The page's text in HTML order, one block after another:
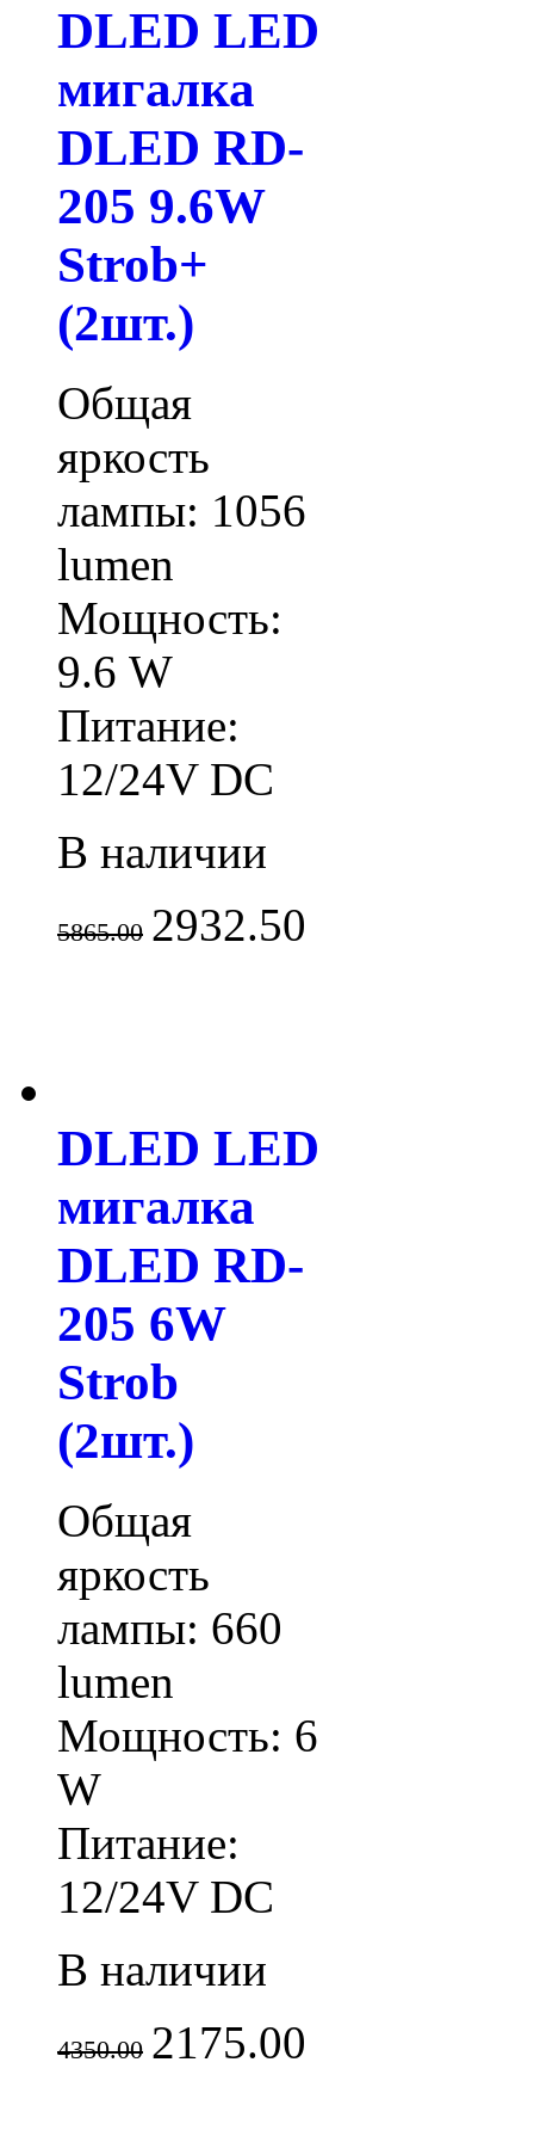
DLED LED
мигалка
DLED RD-
205 9.6W
Strob+
(2шт.)
Общая
яркость
лампы: 1056
lumen
Мощность:
9.6 W
Питание:
12/24V DC
В наличии
5865.00 2932.50
DLED LED
мигалка
DLED RD-
205 6W
Strob
(2шт.)
Общая
яркость
лампы: 660
lumen
Мощность: 6
W
Питание:
12/24V DC
В наличии
4350.00 2175.00